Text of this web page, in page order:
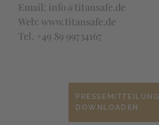
Email: info@titansafe.de
Web: www.titansafe.de
Tel. +49 89 99734167
PRESSEMITTEILUNG
DOWNLOADEN